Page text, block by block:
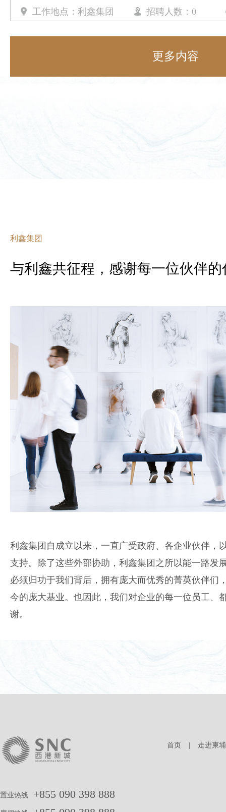
工作地点：利鑫集团 招聘人数：0
更多内容
利鑫集团
与利鑫共征程，感谢每一位伙伴的
利鑫集团自成立以来，一直广受政府、各企业伙伴，
支持。除了这些外部协助，利鑫集团之所以能一路发
必须归功于我们背后，拥有庞大而优秀的菁英伙伴们
今的庞大基业。也因此，我们对企业的每一位员工、
谢。
置业热线 +855 090 398 888
首页 | 走进柬